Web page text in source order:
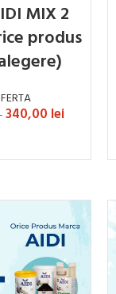
MIX 2
produs
340,00 lei